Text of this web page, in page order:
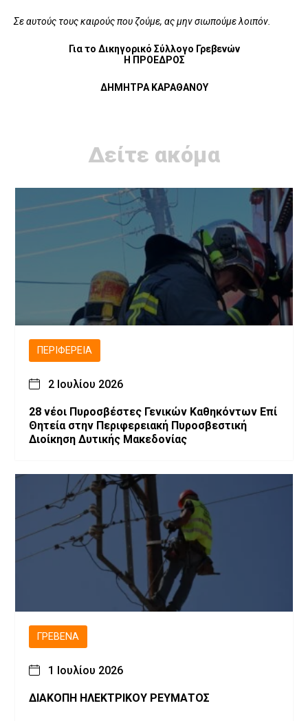
Σεαυτούς τουςκαιρούςπου ζούμε, αςμην σιωπούμελοιπόν
Γιατο Δικηγορικό Σύλλογο Γρεβενών
Η ΠΡΟΕΔΡΟΣ
ΔΗΜΗΤΡΑ ΚΑΡΑΘΑΝΟΥ
Δείτε ακόμα
ΠΕΡΙΦΈΡΕΙΑ
2 Ιουλίου 2026
28 νέοι Πυροσβέστες Γενικών Καθηκόντων Επί
Θητεία στην Περιφερειακή Πυροσβεστική
Διοίκηση Δυτικής Μακεδονίας
ΓΡΕΒΕΝΆ
1 Ιουλίου 2026
ΔΙΑΚΟΠΗ ΗΛΕΚΤΡΙΚΟΥ ΡΕΥΜΑΤΟΣ